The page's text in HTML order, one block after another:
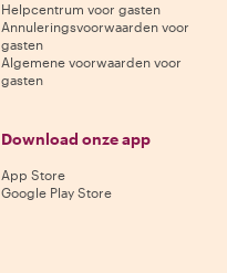
Helpcentrum voor gasten
Annuleringsvoorwaarden voor
gasten
Algemene voorwaarden voor
gasten
Download onze app
App Store
Google Play Store